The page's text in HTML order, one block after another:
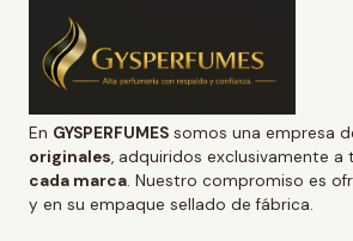
En GYSPERFUMES somos una empresa
originales, adquiridos exclusivamente a
cada marca. Nuestro compromiso es
y en su empaque sellado de fábrica.